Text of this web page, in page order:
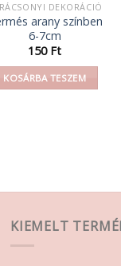
DEKORÁCIÓ
arany színben
6-7cm
150 Ft
KOSÁRBA TESZEM
KIEMELT